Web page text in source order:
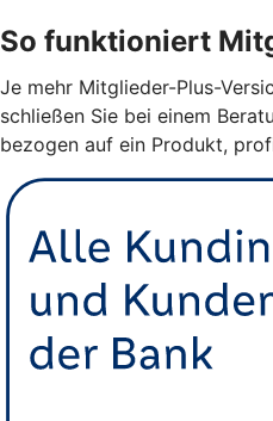
So funktioniert
Je mehr Mitglieder-Plus-
schließen Sie bei einem
bezogen auf ein Produkt,